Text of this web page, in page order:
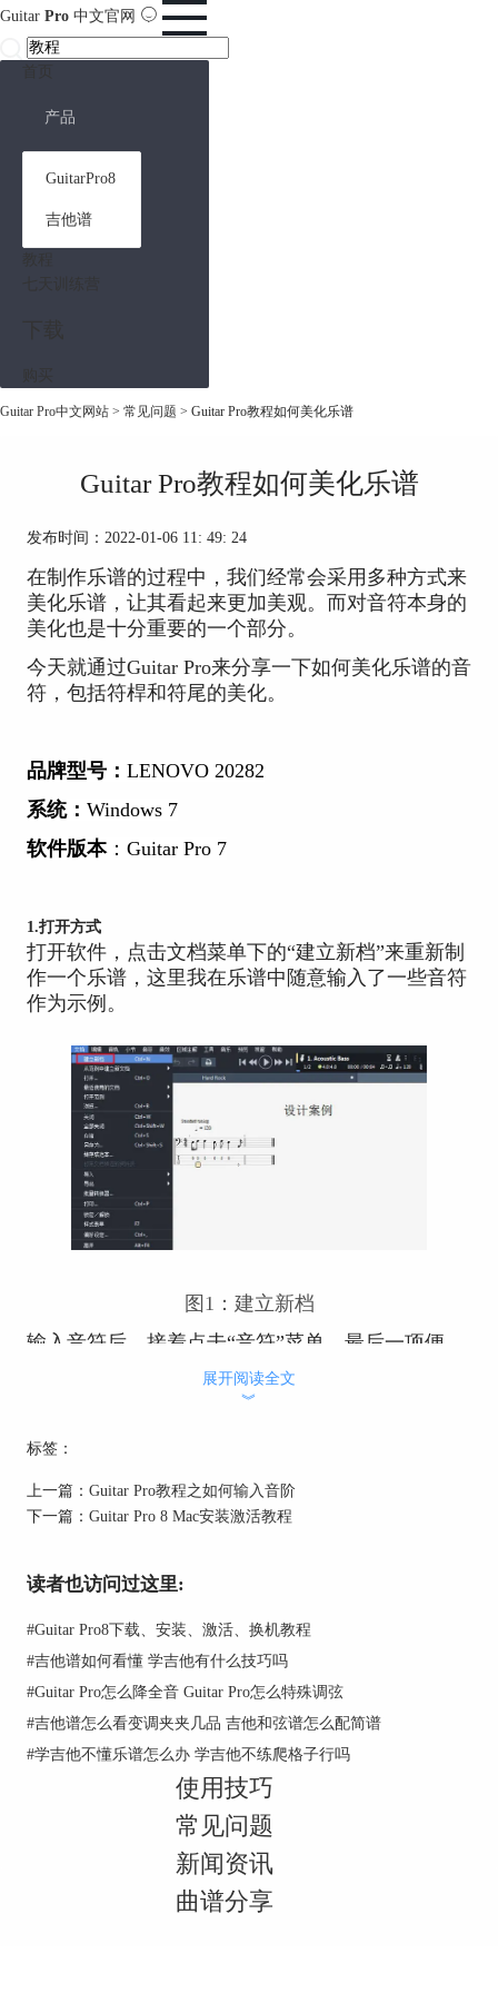
Guitar Pro 中文官网
产品
GuitarPro8
吉他谱
Guitar Pro中文网站 > 常见问题 > Guitar Pro教程如何美化乐谱
Guitar Pro教程如何美化乐谱
发布时间：2022-01-06 11: 49: 24
在制作乐谱的过程中，我们经常会采用多种方式来
美化乐谱，让其看起来更加美观。而对音符本身的
美化也是十分重要的一个部分。
今天就通过Guitar Pro来分享一下如何美化乐谱的音
符，包括符桿和符尾的美化。
品牌型号： LENOVO 20282
系统： Windows 7
软件版本：Guitar Pro 7
1.打开方式
打开软件，点击文档菜单下的“建立新档”来重新制
作一个乐谱，这里我在乐谱中随意输入了一些音符
作为示例。
图1：建立新档
输入音符后，接着点击“音符”菜单，最后一项便
是“设计”项，里面包括符尾和符桿的多种设计方
式，可以自由选择。
另外，在左侧的编辑面板中也有相关的设计按钮，
可以直接点击更加便利。
展开阅读全文
︾
标签：
上一篇： Guitar Pro教程之如何输入音阶
下一篇： Guitar Pro 8 Mac安装激活教程
读者也访问过这里:
#Guitar Pro8下载、安装、激活、换机教程
#吉他谱如何看懂 学吉他有什么技巧吗
#Guitar Pro怎么降全音 Guitar Pro怎么特殊调弦
#吉他谱怎么看变调夹夹几品 吉他和弦谱怎么配简谱
#学吉他不懂乐谱怎么办 学吉他不练爬格子行吗
使用技巧
常见问题
新闻资讯
曲谱分享